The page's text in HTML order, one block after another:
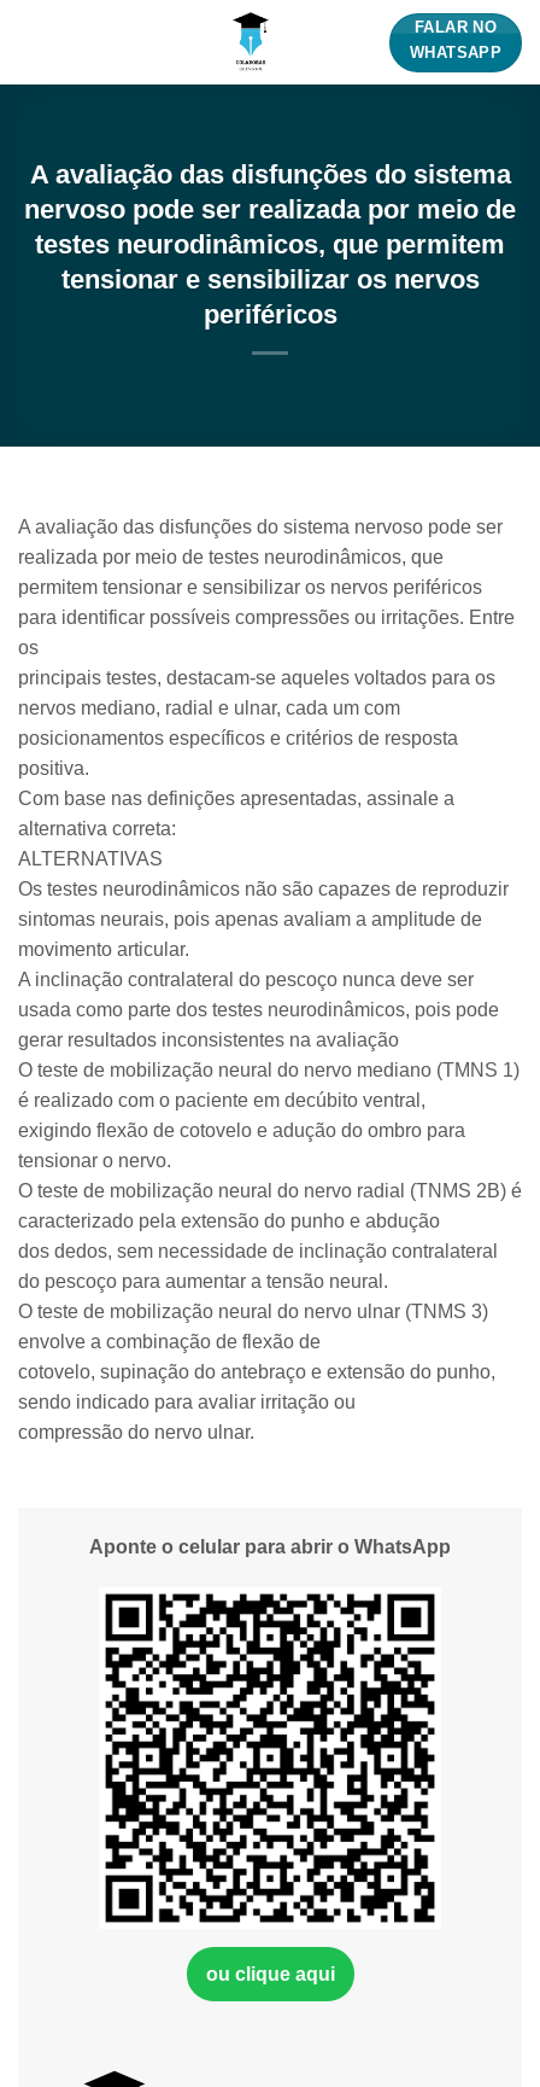
FALAR NO
WHATSAPP
A avaliação das disfunções do sistema
nervoso pode ser realizada por meio de
testes neurodinâmicos, que permitem
tensionar e sensibilizar os nervos
periféricos
A avaliação das disfunções do sistema nervoso pode ser
realizada por meio de testes neurodinâmicos, que
permitem tensionar e sensibilizar os nervos periféricos
para identificar possíveis compressões ou irritações. Entre
os
principais testes, destacam-se aqueles voltados para os
nervos mediano, radial e ulnar, cada um com
posicionamentos específicos e critérios de resposta
positiva.
Com base nas definições apresentadas, assinale a
alternativa correta:
ALTERNATIVAS
Os testes neurodinâmicos não são capazes de reproduzir
sintomas neurais, pois apenas avaliam a amplitude de
movimento articular.
A inclinação contralateral do pescoço nunca deve ser
usada como parte dos testes neurodinâmicos, pois pode
gerar resultados inconsistentes na avaliação
O teste de mobilização neural do nervo mediano (TMNS 1)
é realizado com o paciente em decúbito ventral,
exigindo flexão de cotovelo e adução do ombro para
tensionar o nervo.
O teste de mobilização neural do nervo radial (TNMS 2B) é
caracterizado pela extensão do punho e abdução
dos dedos, sem necessidade de inclinação contralateral
do pescoço para aumentar a tensão neural.
O teste de mobilização neural do nervo ulnar (TNMS 3)
envolve a combinação de flexão de
cotovelo, supinação do antebraço e extensão do punho,
sendo indicado para avaliar irritação ou
compressão do nervo ulnar.
Aponte o celular para abrir o WhatsApp
ou clique aqui